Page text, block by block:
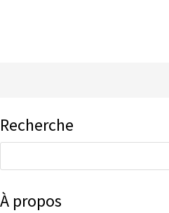
Recherche
À propos